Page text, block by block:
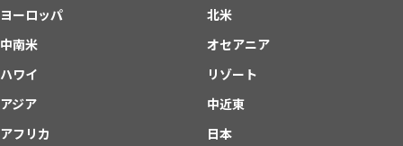
ヨーロッパ
北米
中南米
オセアニア
ハワイ
リゾート
アジア
中近東
アフリカ
日本